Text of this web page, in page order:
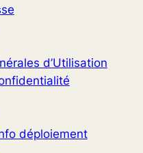
d’Utilisation
déploiement